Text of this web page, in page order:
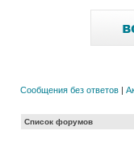
Сообщения без ответов |
Список форумов